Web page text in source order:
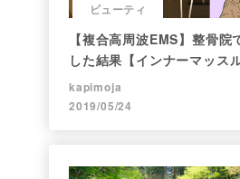
ビューティ
【複合高周波EMS】整骨院
した結果【インナーマッスル
kapimoja
2019/05/24